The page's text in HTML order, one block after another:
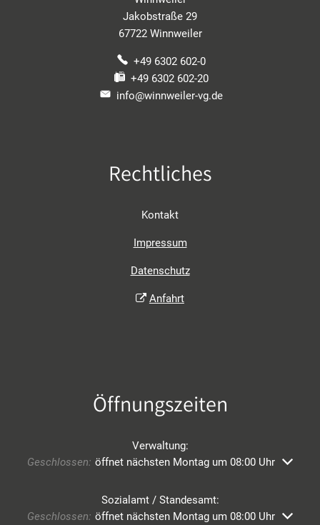
Jakobstraße 29
67722 Winnweiler
+49 6302 602-0
+49 6302 602-20
info@winnweiler-vg.de
Rechtliches
Kontakt
Impressum
Datenschutz
Anfahrt
Öffnungszeiten
Verwaltung:
Klicken, um weitere Öffnungs- oder Schließzeiten
Geschlossen: öffnet nächsten Montag um 08:00 Uhr
Sozialamt / Standesamt:
Klicken, um weitere Öffnungs- oder Schließzeiten
Geschlossen: öffnet nächsten Montag um 08:00 Uhr